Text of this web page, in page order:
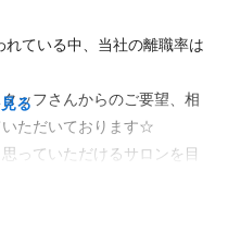
せください♪
ている中、当社の離職率は
ッフさんからのご要望、相
ただいております☆
っていただけるサロンを目
る